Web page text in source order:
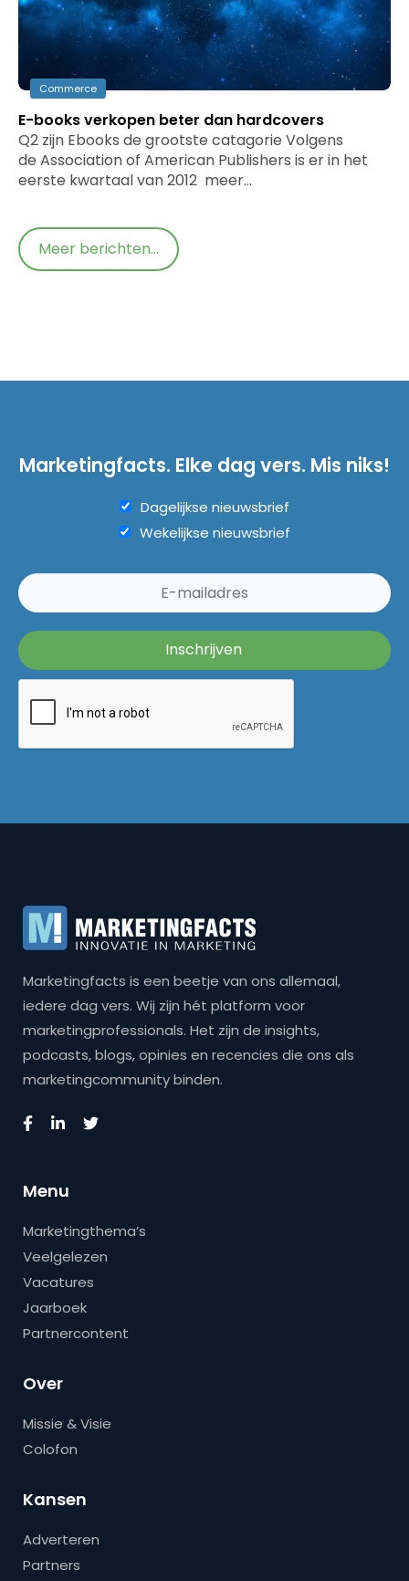
Commerce
E-books verkopen beter dan hardcovers
Q2 zijn Ebooks de grootste catagorie Volgens
de Association of American Publishers is er in het
eerste kwartaal van 2012 meer…
Meer berichten...
Marketingfacts. Elke dag vers. Mis niks!
Dagelijkse nieuwsbrief
Wekelijkse nieuwsbrief
Marketingfacts is een beetje van ons allemaal,
iedere dag vers. Wij zijn hét platform voor
marketingprofessionals. Het zijn de insights,
podcasts, blogs, opinies en recencies die ons als
marketingcommunity binden.
Menu
Marketingthema’s
Veelgelezen
Vacatures
Jaarboek
Partnercontent
Over
Missie & Visie
Colofon
Kansen
Adverteren
Partners